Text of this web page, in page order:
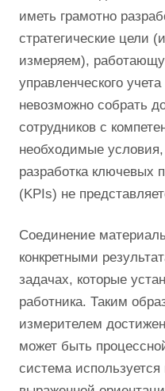
иметь грамотно
стратегические цели
измеряем),
управленческого
невозможно собрать
сотрудников с
необходимые
разработка ключевых
(KPIs) не
Соединение
конкретными
задачах, которые
работника. Таким
измерителем
может быть
система используется